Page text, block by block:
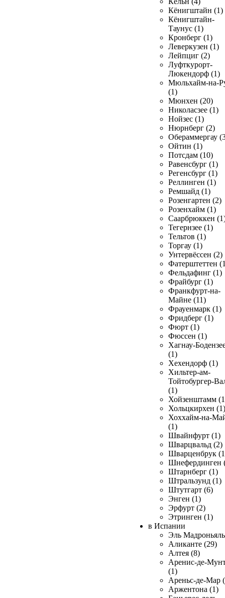
Кёнигштайн (1)
Кёнигштайн-
Таунус (1)
Кронберг (1)
Леверкузен (1)
Лейпциг (2)
Луфткурорт-
Люкендорф (1)
Мюльхайм-на-
(1)
Мюнхен (20)
Николасзее (1)
Нойзес (1)
Нюрнберг (2)
Обераммергау
Ойтин (1)
Потсдам (10)
Равенсбург (1)
Регенсбург (1)
Реллинген (1)
Ремшайд (1)
Розенгартен (2)
Розенхайм (1)
Саарбрюккен
Тегернзее (1)
Тельтов (1)
Торгау (1)
Унтервёссен (2)
Фатерштеттен
Фельдафинг (1)
Фрайбург (1)
Франкфурт-на-
Майне (11)
Фрауенмарк (1)
Фридберг (1)
Фюрт (1)
Фюссен (1)
Хагнау-
(1)
Хехендорф (1)
Хильтер-ам-
Тойтобургер-
(1)
Хойзенштамм
Хольцкирхен (1)
Хоххайм-на-
(1)
Швайнфурт (1)
Шварцвальд (2)
Шварценбрук
Шнефердинген
Штарнберг (1)
Штральзунд (1)
Штутгарт (6)
Энген (1)
Эрфурт (2)
Этринген (1)
в Испании
Эль
Аликанте (29)
Алтея (8)
Аренис-де-
(1)
Ареньс-де-Мар
Аржентона (1)